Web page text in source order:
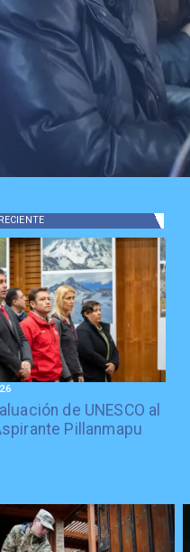
RECIENTE
de UNESCO al
Pillanmapu